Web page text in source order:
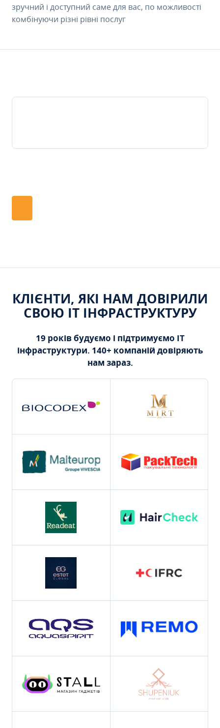
зручний і доступний саме для вас, по можливості
комбінуючи різні рівні послуг
КЛІЄНТИ, ЯКІ НАМ ДОВІРИЛИ
СВОЮ ІТ ІНФРАСТРУКТУРУ
19 років будуємо і підтримуємо ІТ
інфраструктури. 140+ компаній довіряють
нам зараз.